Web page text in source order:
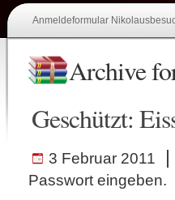
Anmeldeformular
Archive
Geschützt:
3 Februar 2011 |
Passwort eingeben.